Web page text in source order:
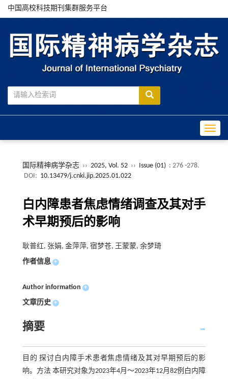
中国高校科技期刊集群服务平台
国际精神病学杂志 ›› 2025, Vol. 52 ›› Issue (01) : 276 -278.
DOI: 10.13479/j.cnki.jip.2025.01.022
白内障患者焦虑情绪调查及其对手
术早期预后的影响
耿普红, 张娟, 金萍萍, 宿梦苍, 王蒙蒙, 余梦琦
作者信息 +
Author information +
文章历史 +
摘要
目的 探讨白内障手术患者焦虑情绪及其对早期预后的影
响。方法 本研究对象为2023年4月～2023年12月82例白内障